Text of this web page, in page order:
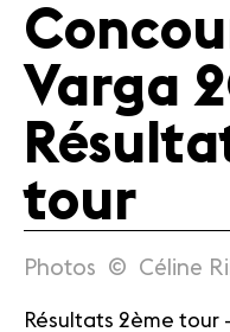
Revue de
presse
Emplois
Mentions
légales
Contact
Varga
tour
Photos © Céline
Résultats 2ème tour